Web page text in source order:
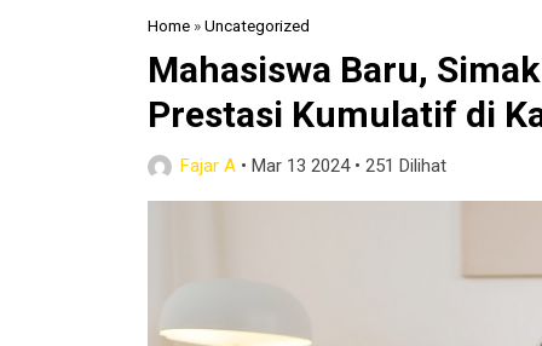
Home »Uncategorized
Mahasiswa Baru,
Prestasi Kumulatif di
Fajar A • Mar 13 2024• 251 Dilihat